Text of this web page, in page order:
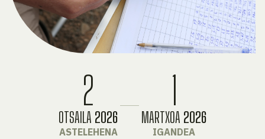
2
OTSAILA 2026
ASTELEHENA
1
MARTXOA 2026
IGANDEA